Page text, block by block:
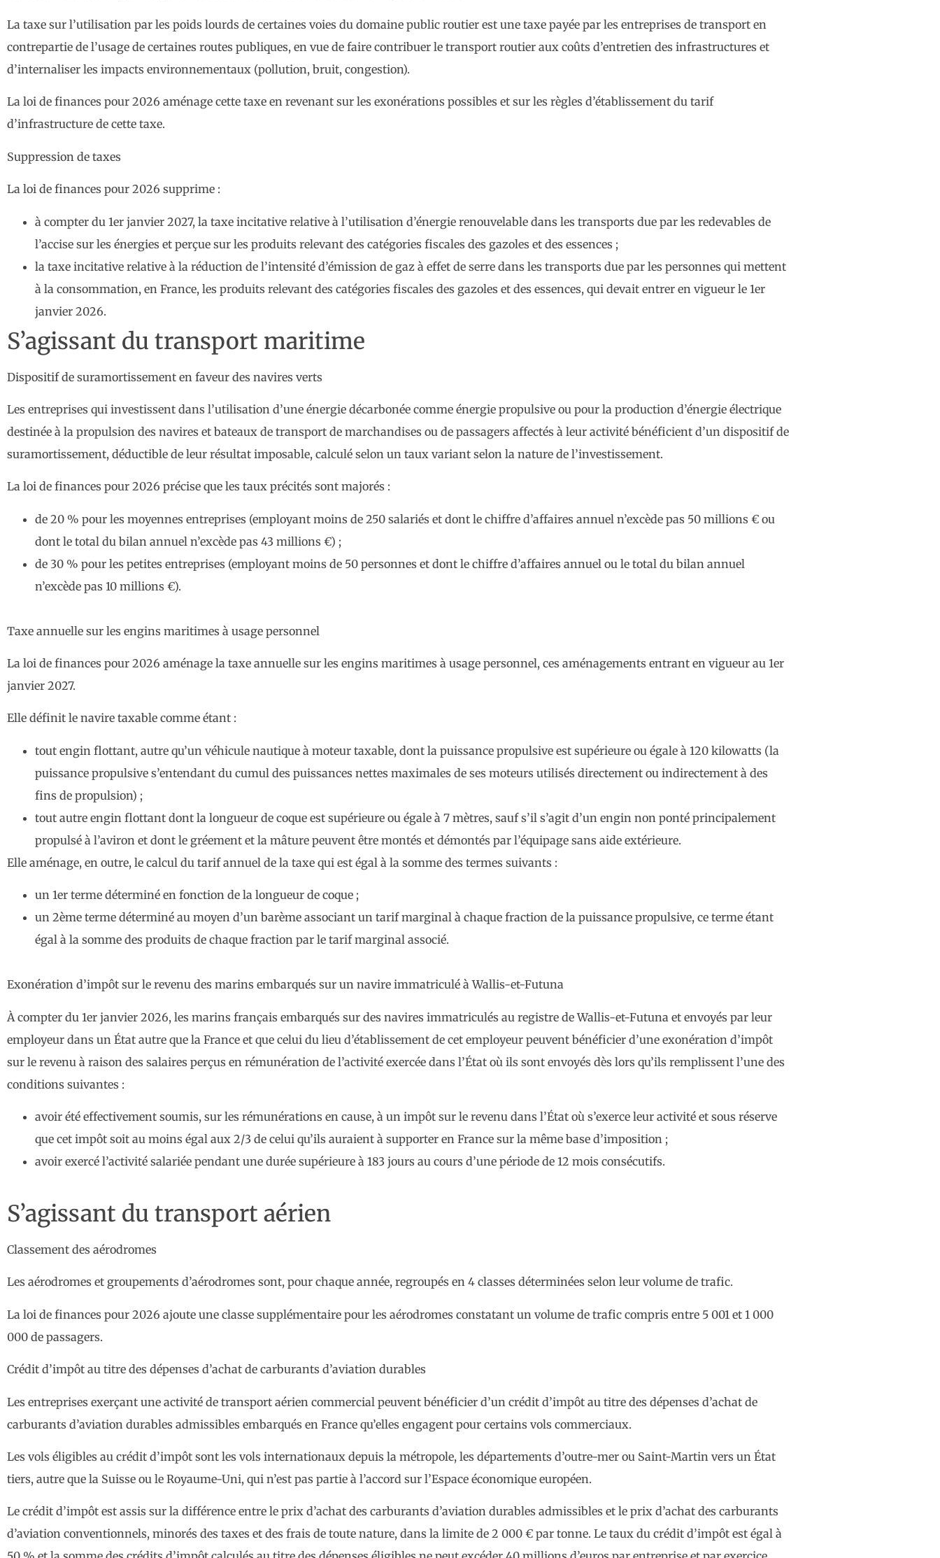
La taxe sur l’utilisation par les poids lourds de certaines voies du domaine public routier est une taxe payée par les entreprises de transport en
contrepartie de l’usage de certaines routes publiques, en vue de faire contribuer le transport routier aux coûts d’entretien des infrastructures et
d’internaliser les impacts environnementaux (pollution, bruit, congestion).
La loi de finances pour 2026 aménage cette taxe en revenant sur les exonérations possibles et sur les règles d’établissement du tarif
d’infrastructure de cette taxe.
Suppression de taxes
La loi de finances pour 2026 supprime :
à compter du 1er janvier 2027, la taxe incitative relative à l’utilisation d’énergie renouvelable dans les transports due par les redevables de
l’accise sur les énergies et perçue sur les produits relevant des catégories fiscales des gazoles et des essences ;
la taxe incitative relative à la réduction de l’intensité d’émission de gaz à effet de serre dans les transports due par les personnes qui mettent
à la consommation, en France, les produits relevant des catégories fiscales des gazoles et des essences, qui devait entrer en vigueur le 1er
janvier 2026.
S’agissant du transport maritime
Dispositif de suramortissement en faveur des navires verts
Les entreprises qui investissent dans l’utilisation d’une énergie décarbonée comme énergie propulsive ou pour la production d’énergie électrique
destinée à la propulsion des navires et bateaux de transport de marchandises ou de passagers affectés à leur activité bénéficient d’un dispositif de
suramortissement, déductible de leur résultat imposable, calculé selon un taux variant selon la nature de l’investissement.
La loi de finances pour 2026 précise que les taux précités sont majorés :
de 20 % pour les moyennes entreprises (employant moins de 250 salariés et dont le chiffre d’affaires annuel n’excède pas 50 millions € ou
dont le total du bilan annuel n’excède pas 43 millions €) ;
de 30 % pour les petites entreprises (employant moins de 50 personnes et dont le chiffre d’affaires annuel ou le total du bilan annuel
n’excède pas 10 millions €).
Taxe annuelle sur les engins maritimes à usage personnel
La loi de finances pour 2026 aménage la taxe annuelle sur les engins maritimes à usage personnel, ces aménagements entrant en vigueur au 1er
janvier 2027.
Elle définit le navire taxable comme étant :
tout engin flottant, autre qu’un véhicule nautique à moteur taxable, dont la puissance propulsive est supérieure ou égale à 120 kilowatts (la
puissance propulsive s’entendant du cumul des puissances nettes maximales de ses moteurs utilisés directement ou indirectement à des
fins de propulsion) ;
tout autre engin flottant dont la longueur de coque est supérieure ou égale à 7 mètres, sauf s’il s’agit d’un engin non ponté principalement
propulsé à l’aviron et dont le gréement et la mâture peuvent être montés et démontés par l’équipage sans aide extérieure.
Elle aménage, en outre, le calcul du tarif annuel de la taxe qui est égal à la somme des termes suivants :
un 1er terme déterminé en fonction de la longueur de coque ;
un 2ème terme déterminé au moyen d’un barème associant un tarif marginal à chaque fraction de la puissance propulsive, ce terme étant
égal à la somme des produits de chaque fraction par le tarif marginal associé.
Exonération d’impôt sur le revenu des marins embarqués sur un navire immatriculé à Wallis-et-Futuna
À compter du 1er janvier 2026, les marins français embarqués sur des navires immatriculés au registre de Wallis-et-Futuna et envoyés par leur
employeur dans un État autre que la France et que celui du lieu d’établissement de cet employeur peuvent bénéficier d’une exonération d’impôt
sur le revenu à raison des salaires perçus en rémunération de l’activité exercée dans l’État où ils sont envoyés dès lors qu’ils remplissent l’une des
conditions suivantes :
avoir été effectivement soumis, sur les rémunérations en cause, à un impôt sur le revenu dans l’État où s’exerce leur activité et sous réserve
que cet impôt soit au moins égal aux 2/3 de celui qu’ils auraient à supporter en France sur la même base d’imposition ;
avoir exercé l’activité salariée pendant une durée supérieure à 183 jours au cours d’une période de 12 mois consécutifs.
S’agissant du transport aérien
Classement des aérodromes
Les aérodromes et groupements d’aérodromes sont, pour chaque année, regroupés en 4 classes déterminées selon leur volume de trafic.
La loi de finances pour 2026 ajoute une classe supplémentaire pour les aérodromes constatant un volume de trafic compris entre 5 001 et 1 000
000 de passagers.
Crédit d’impôt au titre des dépenses d’achat de carburants d’aviation durables
Les entreprises exerçant une activité de transport aérien commercial peuvent bénéficier d’un crédit d’impôt au titre des dépenses d’achat de
carburants d’aviation durables admissibles embarqués en France qu’elles engagent pour certains vols commerciaux.
Les vols éligibles au crédit d’impôt sont les vols internationaux depuis la métropole, les départements d’outre-mer ou Saint-Martin vers un État
tiers, autre que la Suisse ou le Royaume-Uni, qui n’est pas partie à l’accord sur l’Espace économique européen.
Le crédit d’impôt est assis sur la différence entre le prix d’achat des carburants d’aviation durables admissibles et le prix d’achat des carburants
d’aviation conventionnels, minorés des taxes et des frais de toute nature, dans la limite de 2 000 € par tonne. Le taux du crédit d’impôt est égal à